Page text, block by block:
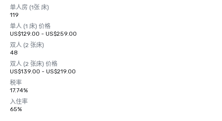
单人房 (1张 床)
119
单人 (1 床) 价格
US$129.00 - US$259.00
双人 (2 张床)
48
双人 (2 张床) 价格
US$139.00 - US$219.00
税率
17.74%
入住率
65%